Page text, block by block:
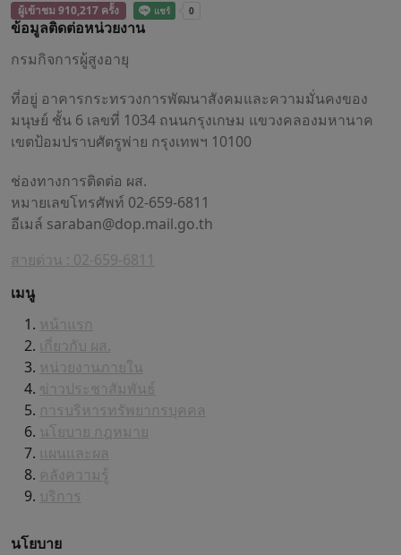
ผู้เข้าชม 910,217 ครั้ง
ข้อมูลติดต่อหน่วยงาน
กรมกิจการผู้สูงอายุ
ที่อยู่ อาคารกระทรวงการพัฒนาสังคมและความมั่นคงของ
มนุษย์ ชั้น 6 เลขที่ 1034 ถนนกรุงเกษม แขวงคลองมหานาค
เขตป้อมปราบศัตรูพ่าย กรุงเทพฯ 10100
ช่องทางการติดต่อ ผส.
หมายเลขโทรศัพท์ 02-659-6811
อีเมล์ saraban@dop.mail.go.th
สายด่วน : 02-659-6811
เมนู
หน้าแรก
เกี่ยวกับ ผส.
หน่วยงานภายใน
ข่าวประชาสัมพันธ์
การบริหารทรัพยากรบุคคล
นโยบาย กฎหมาย
แผนและผล
คลังความรู้
บริการ
นโยบาย